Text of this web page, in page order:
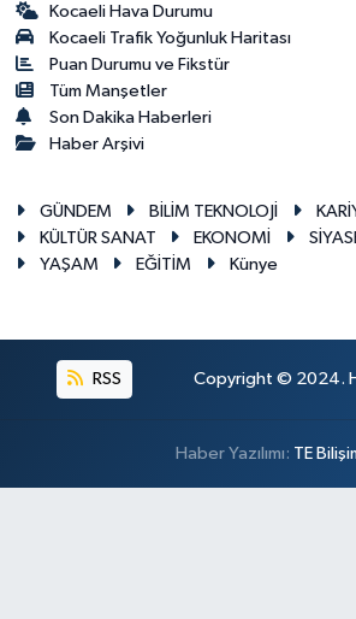
Kocaeli Hava Durumu
Kocaeli Trafik Yoğunluk Haritası
Puan Durumu ve Fikstür
Tüm Manşetler
Son Dakika Haberleri
Haber Arşivi
GÜNDEM BİLİM TEKNOLOJİ
KÜLTÜR SANAT
EKONOMİ
YAŞAM
EĞİTİM Künye
RSS Copyright © 2024.
Haber Yazılımı: TE